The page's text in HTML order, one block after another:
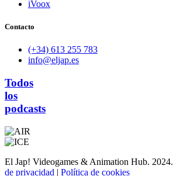
iVoox
Contacto
(+34) 613 255 783
info@eljap.es
Todos
los
podcasts
El Jap! Videogames & Animation Hub. 2024.
de privacidad | Política de cookies